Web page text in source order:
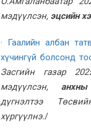
мэдүүлсэн, эцсийн
· Гаалийн албан
хүчингүй болсонд
Засгийн газар
мэдүүлсэн,
дүгнэлтээ
хүргүүлнэ./